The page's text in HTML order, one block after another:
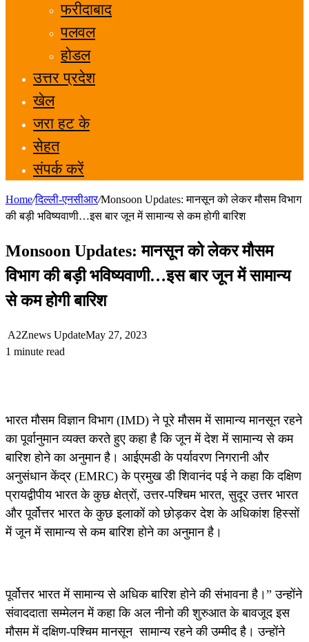
फरीदाबाद
पलवल
होडल
उत्तर प्रदेश
खेल
जरा हट के
सेहत
संपर्क करें
Home/दिल्ली-एनसीआर/Monsoon Updates: मानसून को लेकर मौसम विभाग
की बड़ी भविष्यवाणी…इस बार जून में सामान्य से कम होगी बारिश
Monsoon Updates: मानसून को लेकर मौसम
विभाग की बड़ी भविष्यवाणी…इस बार जून में सामान्य
से कम होगी बारिश
A2Znews UpdateMay 27, 2023
1 minute read
भारत मौसम विज्ञान विभाग (IMD) ने पूरे मौसम में सामान्य मानसून रहने
का पूर्वानुमान व्यक्त करते हुए कहा है कि जून में देश में सामान्य से कम
बारिश होने का अनुमान है। आईएमडी के पर्यावरण निगरानी और
अनुसंधान केंद्र (EMRC) के प्रमुख डी शिवानंद पई ने कहा कि दक्षिण
प्रायद्वीपीय भारत के कुछ क्षेत्रों, उत्तर-पश्चिम भारत, सुदूर उत्तर भारत
और पूर्वोत्तर भारत के कुछ इलाकों को छोड़कर देश के अधिकांश हिस्सों
में जून में सामान्य से कम बारिश होने का अनुमान है।
पूर्वोत्तर भारत में सामान्य से अधिक बारिश होने की संभावना है।” उन्होंने
संवाददाता सम्मेलन में कहा कि अल नीनो की शुरुआत के बावजूद इस
मौसम में दक्षिण-पश्चिम मानसून सामान्य रहने की उम्मीद है। उन्होंने